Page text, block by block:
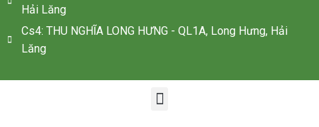
Hải Lăng
Cs4: THU NGHĨA LONG HƯNG - QL1A, Long Hưng, Hải
Lăng